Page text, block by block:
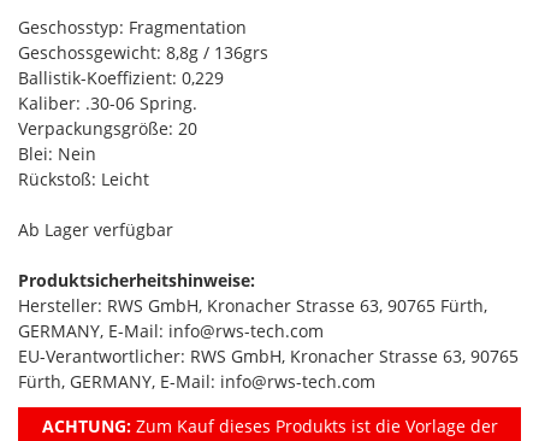
Geschosstyp: Fragmentation
Geschossgewicht: 8,8g / 136grs
Ballistik-Koeffizient: 0,229
Kaliber: .30-06 Spring.
Verpackungsgröße: 20
Blei: Nein
Rückstoß: Leicht
Ab Lager verfügbar
Produktsicherheitshinweise:
Hersteller: RWS GmbH, Kronacher Strasse 63, 90765 Fürth,
GERMANY, E-Mail: info@rws-tech.com
EU-Verantwortlicher: RWS GmbH, Kronacher Strasse 63, 90765
Fürth, GERMANY, E-Mail: info@rws-tech.com
ACHTUNG:Zum Kauf dieses Produkts ist die Vorlage der